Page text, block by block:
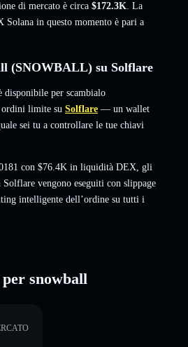
di mercato è circa $172.3K. La
in questo momento è pari a
(SNOWBALL) su Solflare
per scambialo
ordini limite su Solflare — un wallet
sei tu a controllare le tue chiavi
con $76.4K in liquidità DEX, gli
vengono eseguiti con slippage
intelligente dell’ordine su tutti i
snowball